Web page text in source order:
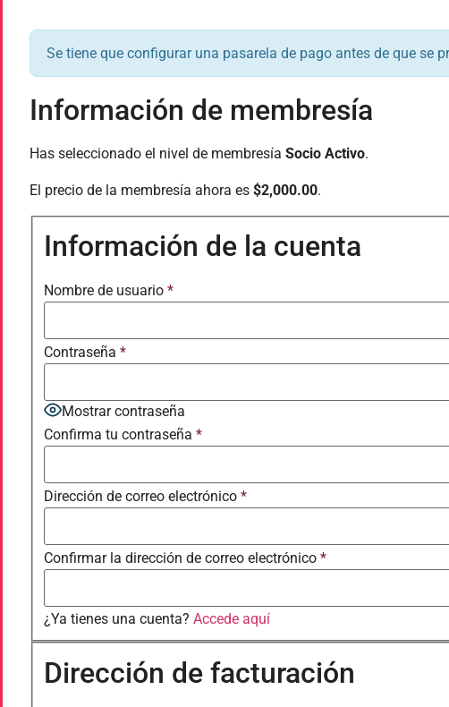
Se tiene que configurar una pasarela de pago antes de que se
Información de membresía
Has seleccionado el nivel de membresía Socio Activo.
El precio de la membresía ahora es $2,000.00.
Información de la cuenta
Nombre de usuario *
Contraseña *
Mostrar contraseña
Confirma tu contraseña *
Dirección de correo electrónico *
Confirmar la dirección de correo electrónico *
¿Ya tienes una cuenta? Accede aquí
Dirección de facturación